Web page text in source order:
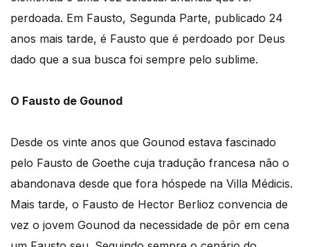
perdoada. Em Fausto, Segunda Parte, publicado 24
anos mais tarde, é Fausto que é perdoado por Deus
dado que a sua busca foi sempre pelo sublime.
O Fausto de Gounod
Desde os vinte anos que Gounod estava fascinado
pelo Fausto de Goethe cuja tradução francesa não o
abandonava desde que fora hóspede na Villa Médicis.
Mais tarde, o Fausto de Hector Berlioz convencia de
vez o jovem Gounod da necessidade de pôr em cena